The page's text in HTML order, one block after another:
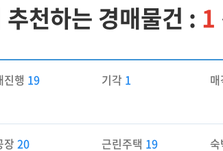
천하는 경매물건 : 1
진행 19 기각 1
장20 근린주택 19 숙